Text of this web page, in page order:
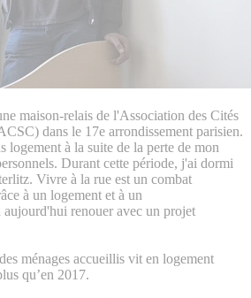
maison-relais de l'Association des Cités
dans le 17e arrondissement parisien.
logement à la suite de la perte de mon
Durant cette période, j'ai dormi
Vivre à la rue est un combat
à un logement et à un
renouer avec un projet
ménages accueillis vit en logement
qu’en 2017.